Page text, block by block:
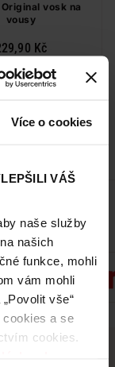
Více o cookies
VÁŠ
naše služby
našich
funkce, mohli
vám mohli
vše“
a se
cookies.
vosk na
vousy
Kč
598,00 Kč